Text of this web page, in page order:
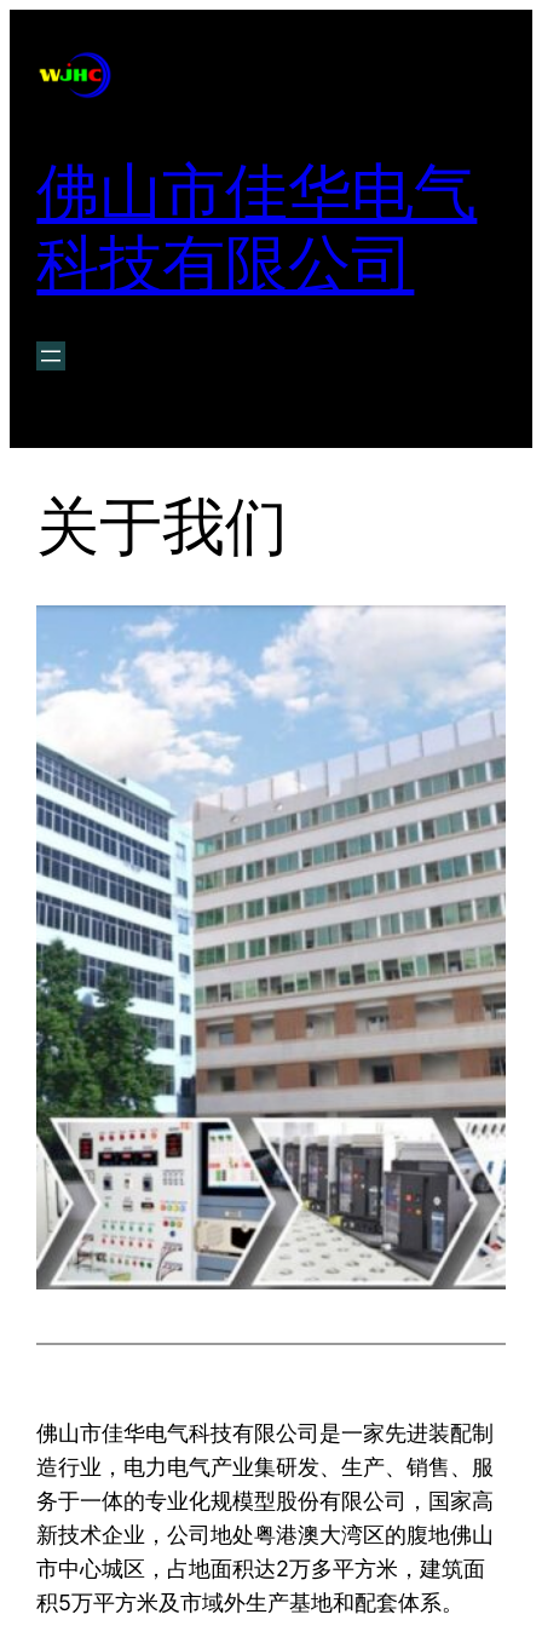
佛山市佳华电气
科技有限公司
关于我们
佛山市佳华电气科技有限公司是一家先进装配制
造行业，电力电气产业集研发、生产、销售、服
务于一体的专业化规模型股份有限公司，国家高
新技术企业，公司地处粤港澳大湾区的腹地佛山
市中心城区，占地面积达2万多平方米，建筑面
积5万平方米及市域外生产基地和配套体系。